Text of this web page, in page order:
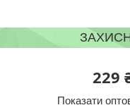
229
Показати